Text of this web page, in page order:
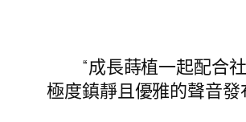
“成長蒔植一起配合社
極度鎮靜且優雅的聲音發